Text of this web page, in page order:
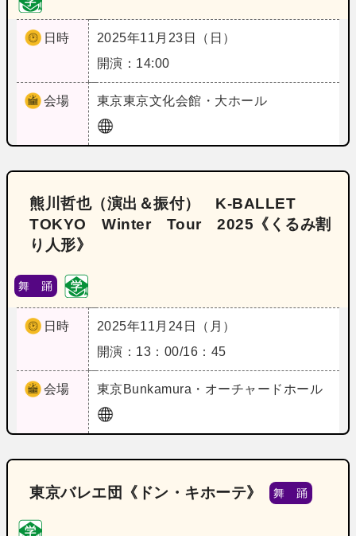
日時
2025年11月23日（日）
開演：14:00
会場 東京東京文化会館・大ホール
熊川哲也（演出＆振付） K‐BALLET
TOKYO Winter Tour 2025《くるみ割
り人形》
舞 踊
日時
2025年11月24日（月）
開演：13：00/16：45
会場 東京Bunkamura・オーチャードホール
東京バレエ団《ドン・キホーテ》 舞 踊